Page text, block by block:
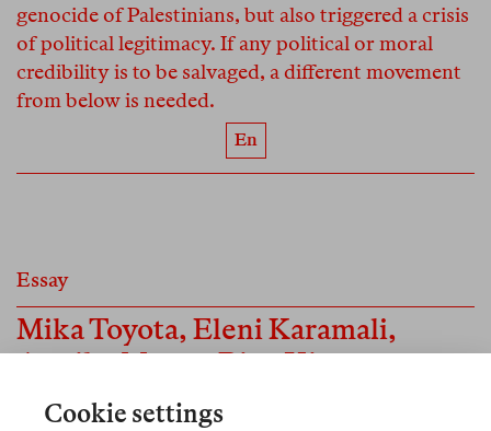
genocide of Palestinians, but also triggered a crisis
of political legitimacy. If any political or moral
credibility is to be salvaged, a different movement
from below is needed.
En
Essay
Mika Toyota, Eleni Karamali,
Annika Meyer,Biao Xiang
Dying Alone
Cookie settings